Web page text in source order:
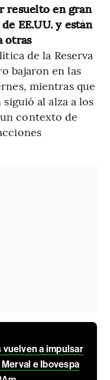
resuelto en gran
EE.UU. y están
otras
de la Reserva
bajaron en las
mientras que
al alza a los
contexto de
vuelven a impulsar
e Ibovespa